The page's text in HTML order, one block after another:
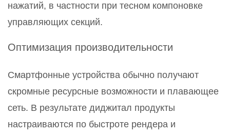
нажатий, в частности при тесном компоновке
управляющих секций.
Оптимизация производительности
Смартфонные устройства обычно получают
скромные ресурсные возможности и плавающее
сеть. В результате диджитал продукты
настраиваются по быстроте рендера и